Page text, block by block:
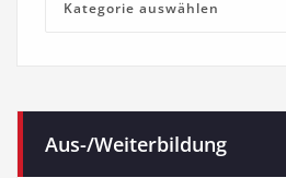
Kategorien
Aus-/Weiterbildung